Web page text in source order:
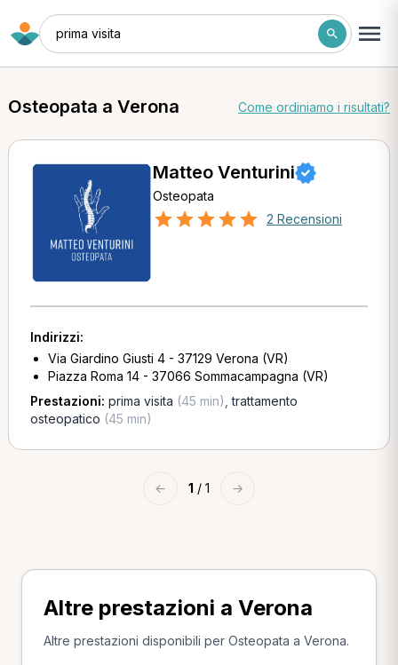
prima visita
Osteopata a Verona Come ordiniamo i risultati?
Matteo Venturini
Osteopata
2 Recensioni
Indirizzi:
Via Giardino Giusti 4 - 37129 Verona (VR)
Piazza Roma 14 - 37066 Sommacampagna (VR)
Prestazioni: prima visita (45 min) ,trattamento
osteopatico (45 min)
← 1 / 1 →
Altre prestazioni a Verona
Altre prestazioni disponibili per Osteopata a Verona.